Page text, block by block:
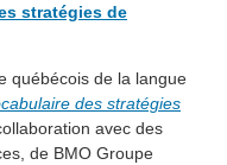
stratégies de
québécois de la langue
des stratégies
avec des
de BMO Groupe